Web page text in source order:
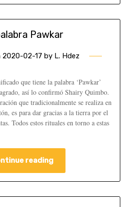
Pawkar
2020-02-17 by L. Hdez
que tiene la palabra ‘Pawkar’
así lo confirmó Shairy Quimbo.
que tradicionalmente se realiza en
es para dar gracias a la tierra por el
Todos estos rituales en torno a estas
reading